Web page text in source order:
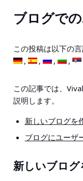
ブログで
この投稿は以下の
この記事では、
説明します。
新しいブログを
ブログにユーザ
新しいブログ